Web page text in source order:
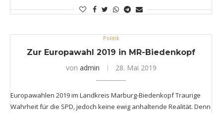
Politik
Zur Europawahl 2019 in MR-Biedenkopf
von admin 28. Mai 2019
Europawahlen 2019 im Landkreis Marburg-Biedenkopf Traurige
Wahrheit für die SPD, jedoch keine ewig anhaltende Realität. Denn